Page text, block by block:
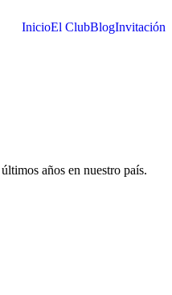
InicioEl ClubBlogInvitación
años en nuestro país.